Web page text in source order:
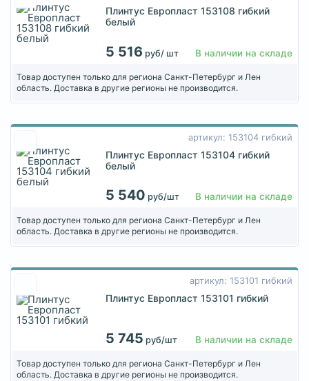
Плинтус Европласт 153108 гибкий
белый
5 516 руб/ шт В наличии на складе
Товар доступен только для региона Санкт-Петербург и Лен
область. Доставка в другие регионы не производится.
артикул: 153104 гибкий
Плинтус Европласт 153104 гибкий
белый
5 540 руб/шт В наличии на складе
Товар доступен только для региона Санкт-Петербург и Лен
область. Доставка в другие регионы не производится.
артикул: 153101 гибкий
Плинтус Европласт 153101 гибкий
5 745 руб/шт В наличии на складе
Товар доступен только для региона Санкт-Петербург и Лен
область. Доставка в другие регионы не производится.